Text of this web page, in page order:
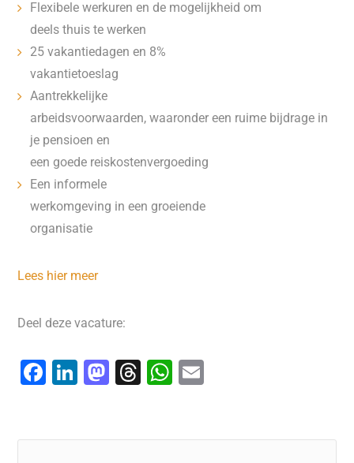
Flexibele werkuren en de mogelijkheid om
deels thuis te werken
25 vakantiedagen en 8%
vakantietoeslag
Aantrekkelijke
arbeidsvoorwaarden, waaronder een ruime bijdrage in
je pensioen en
een goede reiskostenvergoeding
Een informele
werkomgeving in een groeiende
organisatie
Lees hier meer
Deel deze vacature:
F
e
Li
e
M
o
T
a
W
s
l